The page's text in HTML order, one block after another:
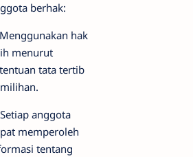
berhak:
hak
menurut
tata tertib
anggota
memperoleh
tentang